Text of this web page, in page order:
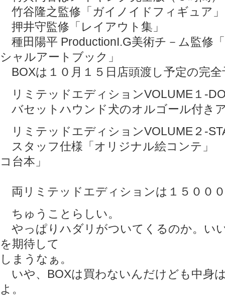
竹谷隆之監修「ガイノイドフィギュア」
押井守監修「レイアウト集」
種田陽平 ProductionI.G美術チ－ム監修
シャルアートブック」
BOXは１０月１５日店頭渡し予定の完全
リミテッドエディションVOLUME１-
バセットハウンド犬のオルゴール付き
リミテッドエディションVOLUME２-
スタッフ仕様「オリジナル絵コンテ
コ台本」
両リミテッドエディションは１５００
ちゅうことらしい。
やっぱりハダリがついてくるのか。い
を期待して
しまうなぁ。
いや、BOXは買わないんだけども中身
よ。